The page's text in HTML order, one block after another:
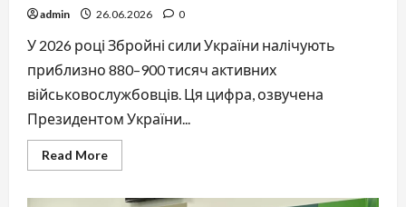
admin 26.06.2026 0
У 2026 році Збройні сили України налічують
приблизно 880–900 тисяч активних
військовослужбовців. Ця цифра, озвучена
Президентом України...
Read MoreRead
more